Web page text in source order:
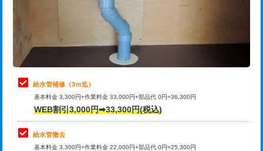
排水管工事（排水管工事/3ｍまで） 55,000円
排水管工事（追加 排水管工事/3ｍ超
マス交換（土の掘削・埋め戻し作業）
マス交換（深さ50㎝未満）
マス交換（深さ50㎝以上）
8,800円
止水・漏水調査・防水処理・清掃・修
理・調整・分解・加工など（軽作業）
11,000円
止水・漏水調査・防水処理・清掃・修
理・調整・分解・加工など（中作業）
止水・漏水調査・防水処理・清掃・修
理・調整・分解・加工など（重作業）
33,000円
その他部品の脱着
給水管補修（3ｍ迄）
基本料金 3,300円+作業料金 33,000円+部品代 0円=36,300円
WEB割引3,000円➡33,300円(税込)
給水管撤去
基本料金 3,300円+作業料金 22,000円+部品代 0円=25,300円